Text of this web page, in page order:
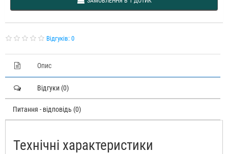
Відгуків: 0
Опис
Відгуки (0)
Питання - відповідь (0)
Технічні характеристики